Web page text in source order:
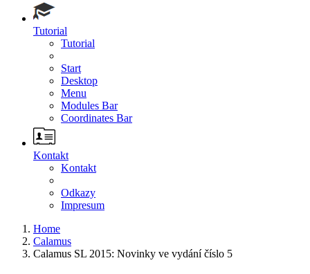
Tutorial
Tutorial
Start
Desktop
Menu
Modules Bar
Coordinates Bar
Kontakt
Kontakt
Odkazy
Impresum
Home
Calamus
Calamus SL 2015: Novinky ve vydání číslo 5